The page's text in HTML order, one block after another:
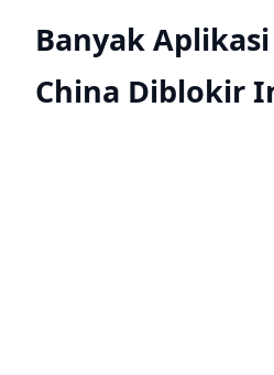
Banyak
China Diblokir